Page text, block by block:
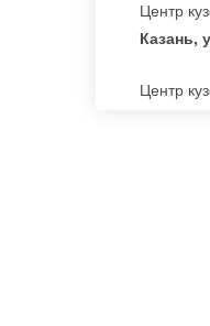
Центр
Казань,
Центр